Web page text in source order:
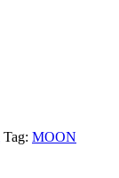
Tag: MOON